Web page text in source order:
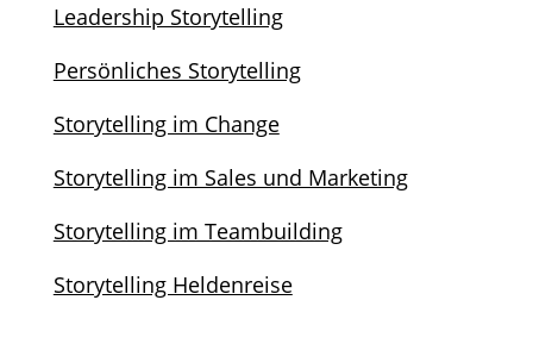
Leadership Storytelling
Persönliches Storytelling
Storytelling im Change
Storytelling im Sales und Marketing
Storytelling im Teambuilding
Storytelling Heldenreise